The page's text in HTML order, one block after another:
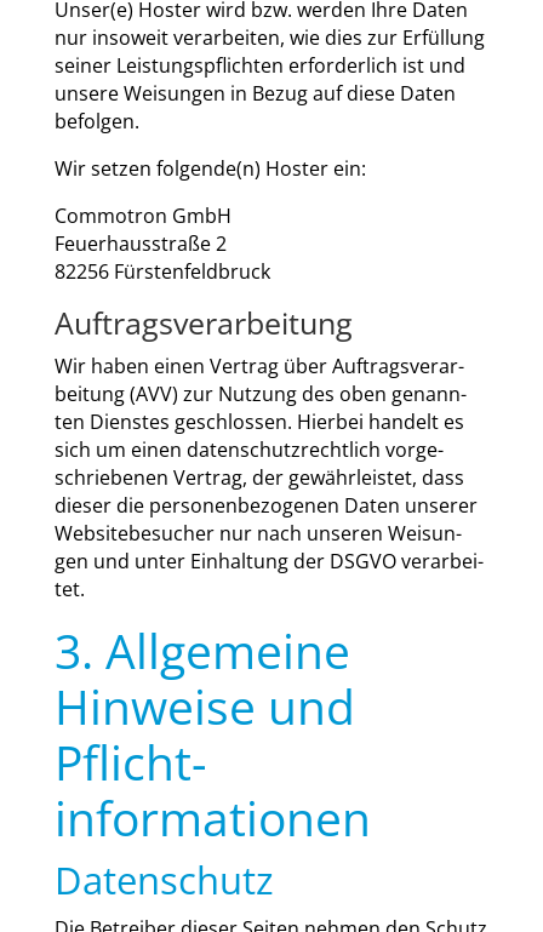
Unser(e) Hos­ter wird bzw. wer­den Ihre Daten
nur inso­weit ver­ar­bei­ten, wie dies zur Erfül­lung
sei­ner Leis­tungs­pflich­ten erfor­der­lich ist und
unse­re Wei­sun­gen in Bezug auf die­se Daten
befol­gen.
Wir set­zen folgende(n) Hos­ter ein:
Com­mo­tron GmbH
Feu­er­haus­stra­ße 2
82256 Fürs­ten­feld­bruck
Auftragsverarbeitung
Wir haben einen Ver­trag über Auf­trags­ver­ar­
bei­tung (AVV) zur Nut­zung des oben genann­
ten Diens­tes geschlos­sen. Hier­bei han­delt es
sich um einen daten­schutz­recht­lich vor­ge­
schrie­be­nen Ver­trag, der gewähr­leis­tet, dass
die­ser die per­so­nen­be­zo­ge­nen Daten unse­rer
Web­site­be­su­cher nur nach unse­ren Wei­sun­
gen und unter Ein­hal­tung der DSGVO ver­ar­bei­
tet.
3. Allgemeine
Hinweise und
Pflicht­
informationen
Datenschutz